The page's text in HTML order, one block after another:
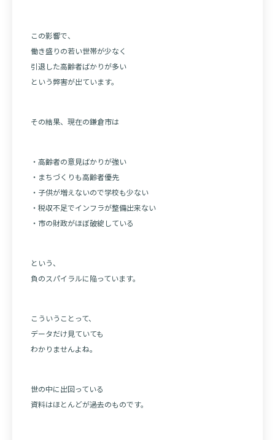
この影響で、
働き盛りの若い世帯が少なく
引退した高齢者ばかりが多い
という弊害が出ています。
その結果、現在の鎌倉市は
・高齢者の意見ばかりが強い
・まちづくりも高齢者優先
・子供が増えないので学校も少ない
・税収不足でインフラが整備出来ない
・市の財政がほぼ破綻している
という、
負のスパイラルに陥っています。
こういうことって、
データだけ見ていても
わかりませんよね。
世の中に出回っている
資料はほとんどが過去のものです。